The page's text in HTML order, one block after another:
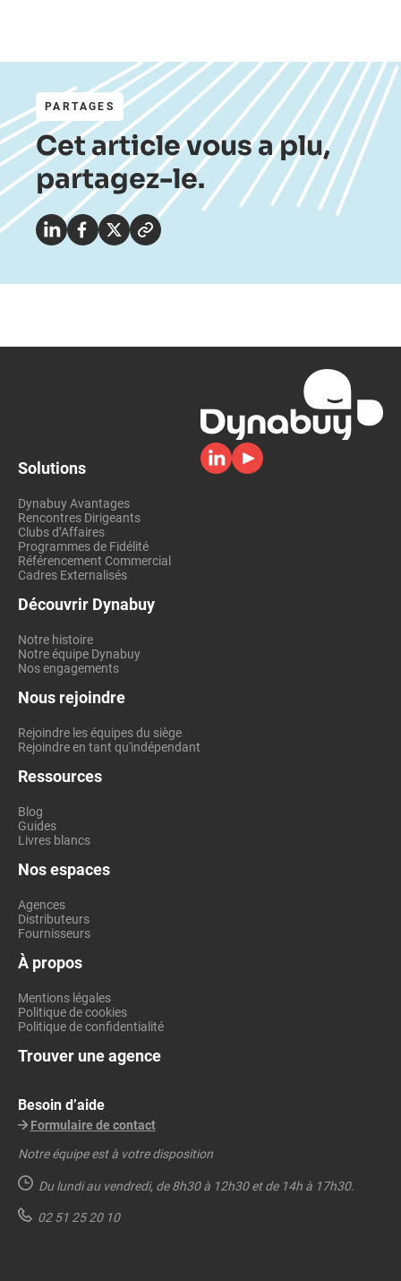
PARTAGES
Cet article vous a plu,
partagez-le.
Solutions
Dynabuy Avantages
Rencontres Dirigeants
Clubs d’Affaires
Programmes de Fidélité
Référencement Commercial
Cadres Externalisés
Découvrir Dynabuy
Notre histoire
Notre équipe Dynabuy
Nos engagements
Nous rejoindre
Rejoindre les équipes du siège
Rejoindre en tant qu'indépendant
Ressources
Blog
Guides
Livres blancs
Nos espaces
Agences
Distributeurs
Fournisseurs
À propos
Mentions légales
Politique de cookies
Politique de confidentialité
Trouver une agence
Besoin d’aide
Formulaire de contact
Notre équipe est à votre disposition
Du lundi au vendredi, de 8h30 à 12h30 et de 14h à 17h30.
02 51 25 20 10